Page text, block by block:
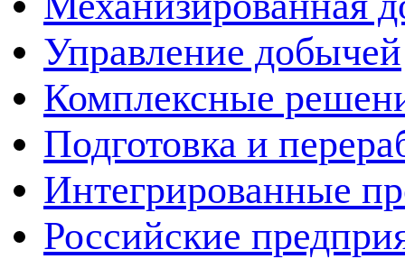
Управление добычей
Комплексные
Подготовка и
Интегрированные
Российские